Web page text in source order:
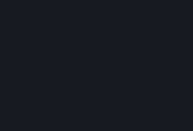
关联方一项世界范围的、免费的、不
可，以使用、复制、分许可、修改、
播、转码、翻译、广播以及以其他方
表演您创建的用户生成内容及其衍生
Steam平台的服务、游戏或其他产品
营、分发、整合和推广等目的。本许
传到蒸汽平台时起至其完整知识产权
同意，完美世界不承担任何因使用、
修改、未删除您的用户生成内容而产